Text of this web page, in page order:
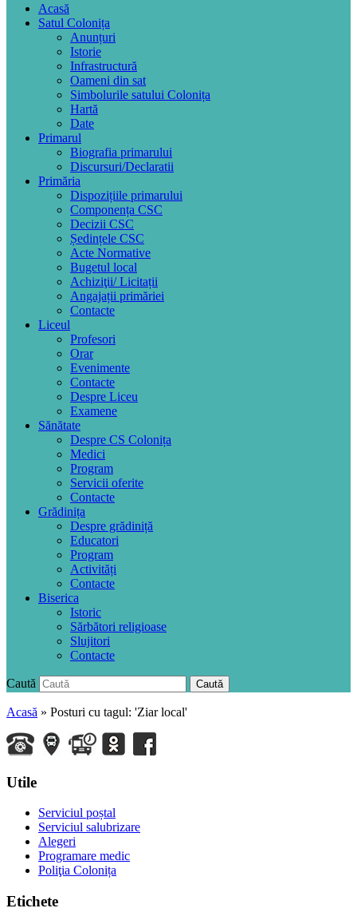
Acasă
Satul Colonița
Anunțuri
Istorie
Infrastructură
Oameni din sat
Simbolurile satului Colonița
Hartă
Date
Primarul
Biografia primarului
Discursuri/Declaratii
Primăria
Dispozițiile primarului
Componența CSC
Decizii CSC
Ședințele CSC
Acte Normative
Bugetul local
Achiziţii/ Licitații
Angajații primăriei
Contacte
Liceul
Profesori
Orar
Evenimente
Contacte
Despre Liceu
Examene
Sănătate
Despre CS Colonița
Medici
Program
Servicii oferite
Contacte
Grădinița
Despre grădiniță
Educatori
Program
Activități
Contacte
Biserica
Istoric
Sărbători religioase
Slujitori
Contacte
Caută Caută
Acasă » Posturi cu tagul: 'Ziar local'
Utile
Serviciul poștal
Serviciul salubrizare
Alegeri
Programare medic
Poliţia Colonița
Etichete